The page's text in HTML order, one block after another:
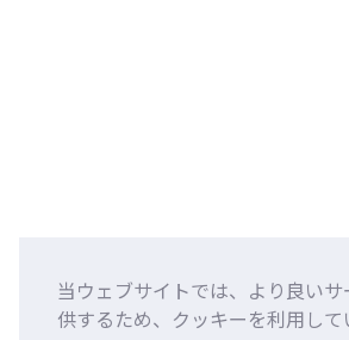
当ウェブサイトでは、より良い
供するため、クッキーを利用して